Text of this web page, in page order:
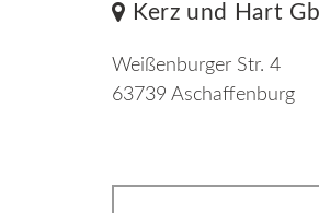
Kerz und Hart
Weißenburger Str. 4
63739 Aschaffenburg